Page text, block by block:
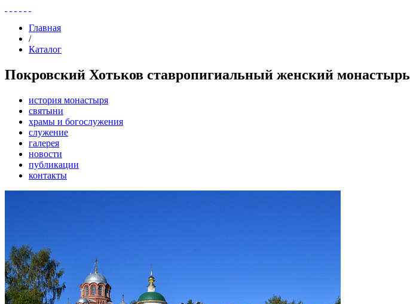
Главная
/
Каталог
Покровский Хотьков ставропигиальный женский монастырь
история монастыря
святыни
храмы и богослужения
служение
галерея
новости
публикации
контакты